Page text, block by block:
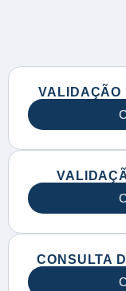
VALIDAÇÃO
CONSULTA